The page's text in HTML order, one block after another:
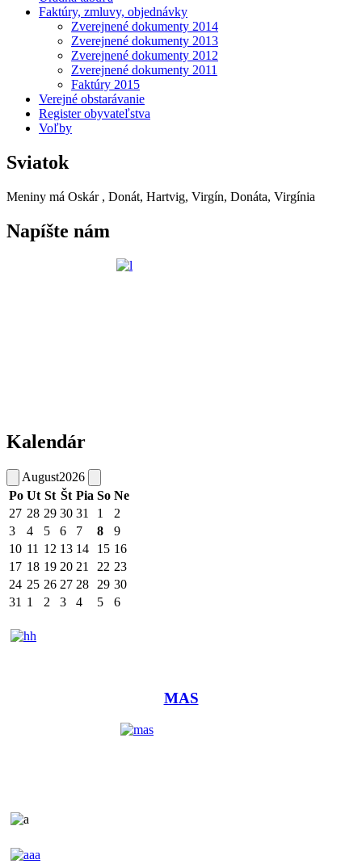
Faktúry, zmluvy, objednávky
Zverejnené dokumenty 2014
Zverejnené dokumenty 2013
Zverejnené dokumenty 2012
Zverejnené dokumenty 2011
Faktúry 2015
Verejné obstarávanie
Register obyvateľstva
Voľby
Sviatok
Meniny má Oskár , Donát, Hartvig, Virgín, Donáta, Virgínia
Napíšte nám
Kalendár
August2026
Po Ut St Št Pia So Ne
27 28 29 30 31 1
2
3
4 5 6 7 8
9
10 11 12 13 14 15 16
17 18 19 20 21 22 23
24 25 26 27 28 29 30
31 1 2 3 4 5 6
MAS